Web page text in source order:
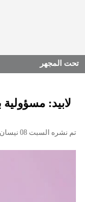
تحت المجهر
لابيد:
تم نشره السبت 08 نيسان / أبريل 2023 05:47 مساءً